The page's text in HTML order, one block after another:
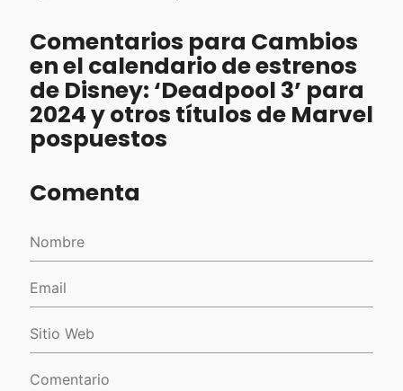
Comentarios para Cambios
en el calendario de estrenos
de Disney: ‘Deadpool 3’ para
2024 y otros títulos de Marvel
pospuestos
Comenta